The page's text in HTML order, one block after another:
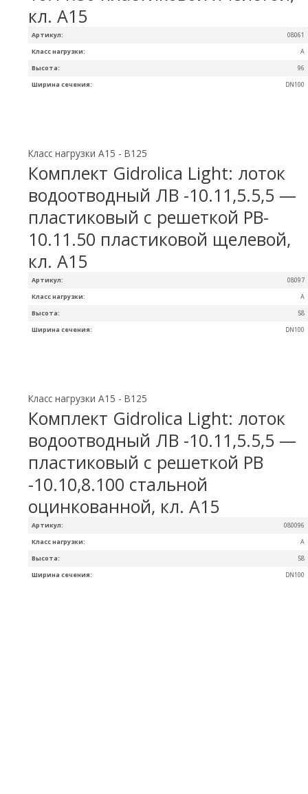
Артикул: 08061
Ширина сечения: DN100
Высота: 96
Класс нагрузки: A
кл. A15
Артикул: 08097
Ширина сечения: DN100
Высота: 58
Класс нагрузки: A
Класс нагрузки A15 - B125
Комплект Gidrolica Light: лоток
водоотводный ЛВ -10.11,5.5,5 —
пластиковый с решеткой РВ-
10.11.50 пластиковой щелевой,
кл. A15
Артикул: 080096
Ширина сечения: DN100
Высота: 58
Класс нагрузки: A
Класс нагрузки A15 - B125
Комплект Gidrolica Light: лоток
водоотводный ЛВ -10.11,5.5,5 —
пластиковый с решеткой РВ
-10.10,8.100 стальной
оцинкованной, кл. A15